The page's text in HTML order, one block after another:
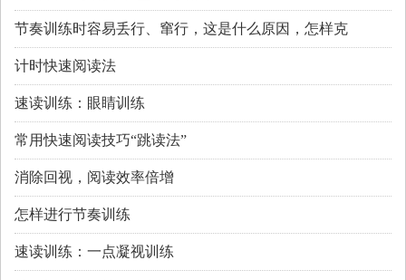
节奏训练时容易丢行、窜行，这是什么原因，怎样克
计时快速阅读法
速读训练：眼睛训练
常用快速阅读技巧“跳读法”
消除回视，阅读效率倍增
怎样进行节奏训练
速读训练：一点凝视训练